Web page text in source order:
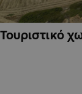
Τουριστικό